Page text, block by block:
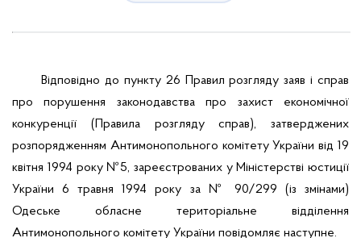
Відповідно до пункту 26 Правил розгляду заяв і справ
про порушення законодавства про захист економічної
конкуренції (Правила розгляду справ), затверджених
розпорядженням Антимонопольного комітету України від 19
квітня 1994 року №5, зареєстрованих у Міністерстві юстиції
України 6 травня 1994 року за № 90/299 (із змінами)
Одеське обласне територіальне відділення
Антимонопольного комітету України повідомляє наступне.